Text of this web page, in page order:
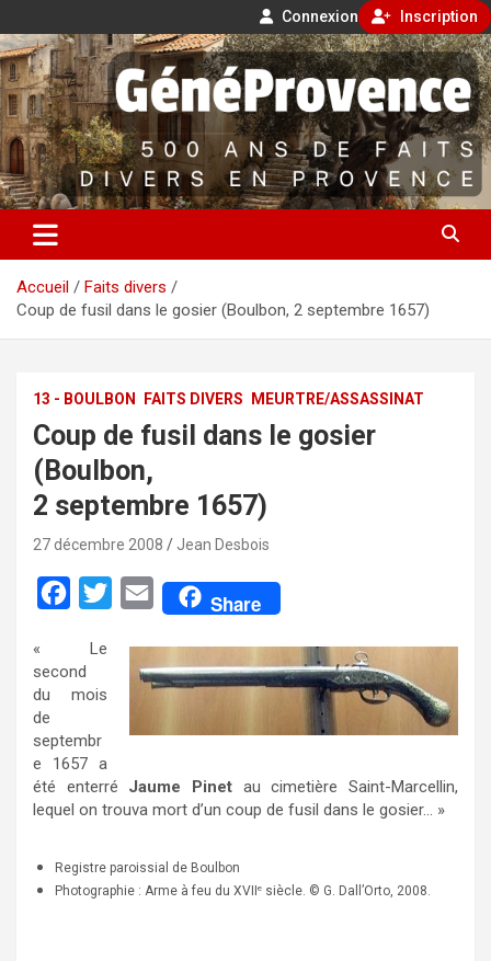
Connexion Inscription
Aller
au
contenu
GénéProvence
500 ans de faits divers en Provence
Accueil
Faits divers
Coup de fusil dans le gosier (Boulbon, 2 septembre 1657)
13 - BOULBON FAITS DIVERS MEURTRE/ASSASSINAT
Coup de fusil dans le gosier
(Boulbon,
2 septembre 1657)
27 décembre 2008 Jean Desbois
e
o
o
k
r
E
i
Share
« Le
second
du mois
de
septembr
e 1657 a
été enterré Jaume Pinet au cimetière Saint-Marcellin,
lequel on trouva mort d’un coup de fusil dans le gosier… »
Registre paroissial de Boulbon
Photographie : Arme à feu du XVII
e siècle. © G. Dall’Orto, 2008.